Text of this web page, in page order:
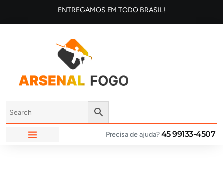
ENTREGAMOS EM TODO BRASIL!
Precisa de ajuda?45 99133-4507